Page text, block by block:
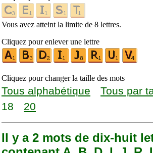
Vous avez atteint la limite de 8 lettres.
Cliquez pour enlever une lettre
Cliquez pour changer la taille des mots
Tous alphabétique Tous par
18
20
Il y a 2 mots de dix-huit